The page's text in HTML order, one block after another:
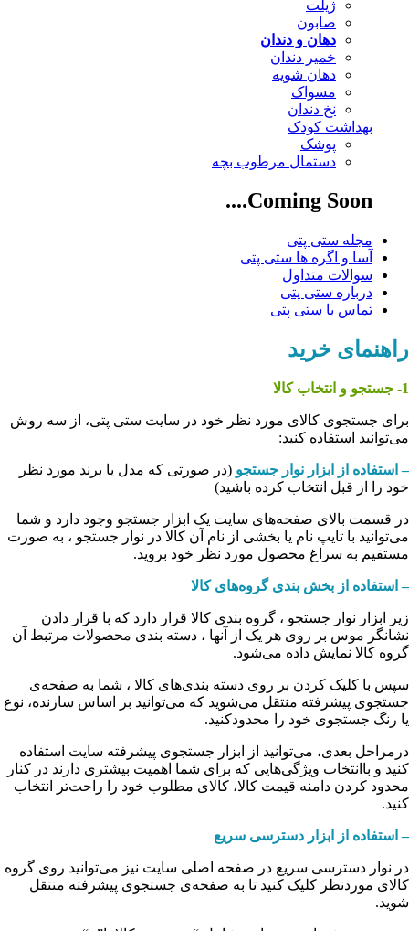
ژیلت
صابون
دهان و دندان
خمیر دندان
دهان شویه
مسواک
نخ دندان
بهداشت کودک
پوشک
دستمال مرطوب بچه
Coming Soon....
مجله ستی پتی
آسا و اگره ها ستی پتی
سوالات متداول
درباره ستی پتی
تماس با ستی پتی
راهنمای خرید
1- جستجو و انتخاب کالا
برای جستجوی کالای مورد نظر خود در سایت ستی پتی، از سه روش
می‏‌توانید استفاده کنید:
– استفاده از ابزار نوار جستجو (در صورتی که مدل یا برند مورد نظر
خود را از قبل انتخاب کرده باشید)
در قسمت بالای صفحه‌های سایت یک ابزار جستجو وجود دارد و شما
می‌‏توانید با تایپ نام یا بخشی از نام آن کالا در نوار جستجو ، به صورت
مستقیم به سراغ محصول مورد نظر خود بروید.
– استفاده از بخش بندی گروه‌های کالا
زیر ابزار نوار جستجو ، گروه بندی کالا قرار دارد که با قرار دادن
نشان‏گر موس بر روی هر یک از آنها ، دسته بندی محصولات مرتبط آن
گروه کالا نمایش داده می‌‏‏شود.
سپس با کلیک کردن بر روی دسته بندی‏‏‌های کالا ، شما به صفحه‌ی
جستجوی پیشرفته منتقل می‌شوید که می‌‏‏توانید بر اساس سازنده، نوع
یا رنگ جستجوی خود را محدودکنید.
درمراحل بعدی، می‌‏‏توانید از ابزار جستجوی پیشرفته سایت استفاده
کنید و باانتخاب ویژگی‌‏‏هایی که برای شما اهمیت بیشتری دارند در کنار
محدود کردن دامنه قیمت کالا، کالای مطلوب خود را راحت‏‏‌تر انتخاب
کنید.
– استفاده از ابزار دسترسی سریع
در نوار دسترسی سریع در صفحه اصلی سایت نیز می‌توانید روی گروه
کالای موردنظر کلیک کنید تا به صفحه‌ی جستجوی پیشرفته منتقل
شوید.